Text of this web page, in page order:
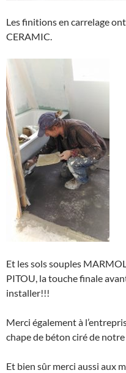
Les finitions en carrelage
CERAMIC.
Et les sols souples
PITOU, la touche finale
installer!!!
Merci également à
chape de béton ciré de
Et bien sûr merci aussi aux